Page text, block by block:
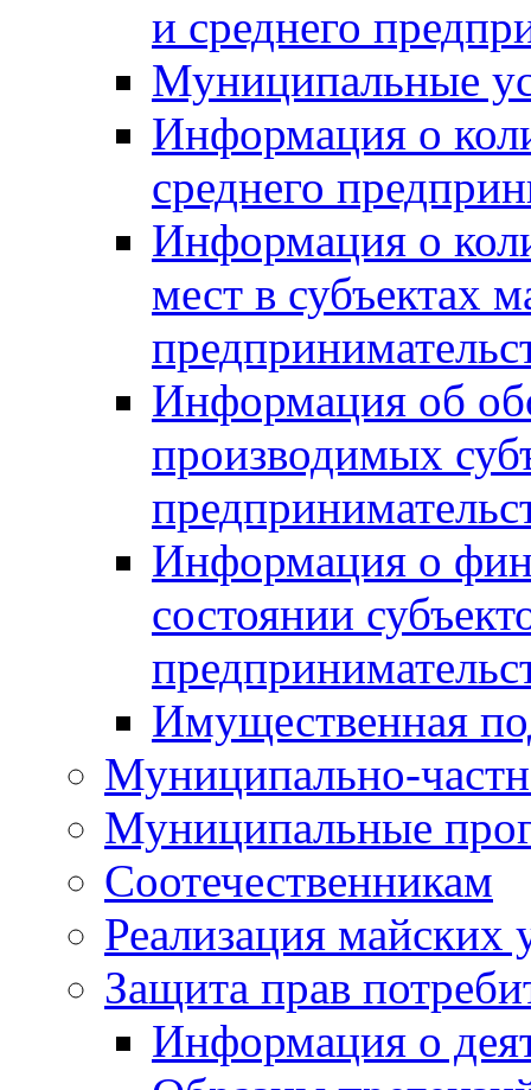
и среднего
Муниципальные
Информация о
среднего
Информация о
мест в субъектах
Информация об
производимых
Информация о
состоянии
Имущественная
Муниципально-
Муниципальные
Соотечественникам
Реализация майских
Защита прав
Информация о